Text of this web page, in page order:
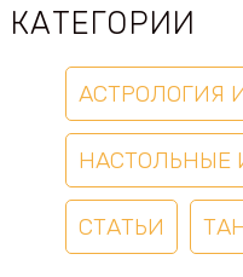
КАТЕГОРИИ
АСТРОЛОГИЯ
НАСТОЛЬНЫЕ
СТАТЬИ